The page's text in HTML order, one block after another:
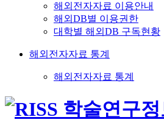
해외전자자료 이용안내
해외DB별 이용권한
대학별 해외DB 구독현황
해외전자자료 통계
해외전자자료 통계